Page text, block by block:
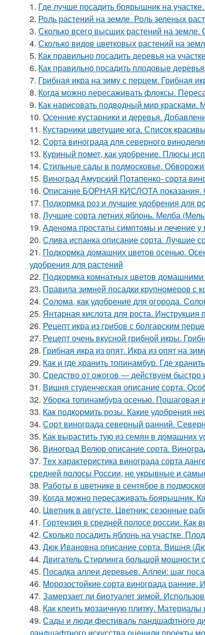
1. Где лучше посадить боярышник на
2. Роль растений на земле. Роль зеленых
3. Сколько всего высших растений на
4. Сколько видов цветковых растений на
5. Как правильно посадить деревья на
6. Как правильно посадить плодовые
7. Грибная икра на зиму с перцем. Грибная
8. Когда можно пересаживать флоксы.
9. Как нарисовать подводный мир красками.
10. Осенние кустарники и деревья.
11. Кустарники цветущие юга. Список
12. Сорта винограда для северного
13. Куриный помет, как удобрение. Плюсы
14. Стильные сады в подмосковье.
15. Виноград Амурский Потапенко- сорта
16. Описание БОРНАЯ КИСЛОТА показания.
17. Подкормка роз и лучшие удобрения для
18. Лучшие сорта летних яблонь. Мелба
19. Аденома простаты симптомы и лечение
20. Слива испанка описание сорта. Лучшие
21. Подкормка домашних цветов осенью.
удобрения для растений
22. Подкормка комнатных цветов
23. Правила зимней посадки крупномеров с
24. Солома, как удобрение для огорода.
25. Янтарная кислота для роста.
26. Рецепт икра из грибов с болгарским
27. Рецепт очень вкусной грибной икры.
28. Грибная икра из опят. Икра из опят на
29. Как и где хранить топинамбур. Где
30. Средство от ожогов ― действуем
31. Вишня студенческая описание сорта.
32. Уборка топинамбура осенью. Пошаговая
33. Как подкормить розы. Какие удобрения
34. Сорт винограда северный ранний.
35. Как вырастить тую из семян в домашних
36. Виноград Велюр описание сорта.
37. Тех характеристика винограда сорта
средней полосы России, не укрывные и
38. Работы в цветнике в сентябре в
39. Когда можно пересаживать боярышник.
40. Цветник в августе. Цветник: сезонные
41. Гортензия в средней полосе россии. Как
42. Сколько посадить яблонь на участке.
43. Дюк Ивановна описание сорта. Вишня
44. Двигатель Стирлинга большой мощности
45. Посадка аллеи деревьев. Аллеи: шаг
46. Морозостойкие сорта винограда ранние.
47. Замерзает ли биотуалет зимой.
48. Как клеить мозаичную плитку.
49. Сады и люди фестиваль ландшафтного